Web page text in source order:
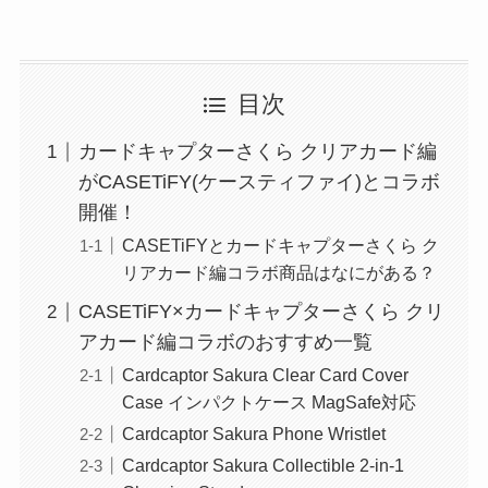
目次
カードキャプターさくら クリアカード編
がCASETiFY(ケースティファイ)とコラボ
開催！
CASETiFYとカードキャプターさくら ク
リアカード編コラボ商品はなにがある？
CASETiFY×カードキャプターさくら クリ
アカード編コラボのおすすめ一覧
Cardcaptor Sakura Clear Card Cover
Case インパクトケース MagSafe対応
Cardcaptor Sakura Phone Wristlet
Cardcaptor Sakura Collectible 2-in-1